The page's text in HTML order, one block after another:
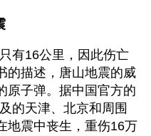
有16公里，因此伤亡
的描述，唐山地震的威
原子弹。据中国官方的
的天津、北京和周围
地震中丧生，重伤16万